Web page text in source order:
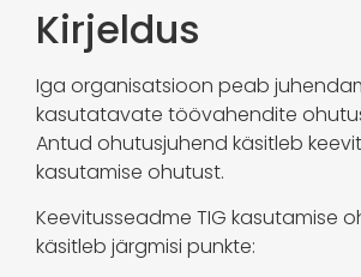
Kirjeldus
Iga organisatsioon peab
kasutatavate töövahendite
Antud ohutusjuhend käsitleb
kasutamise ohutust.
Keevitusseadme TIG kasutamise
käsitleb järgmisi punkte: